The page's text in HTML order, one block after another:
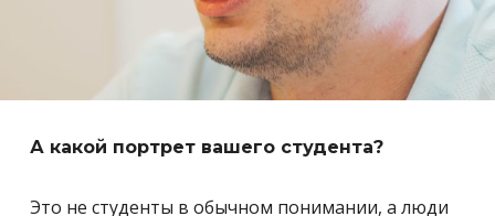
А какой портрет вашего студента?
Это не студенты в обычном понимании, а люди